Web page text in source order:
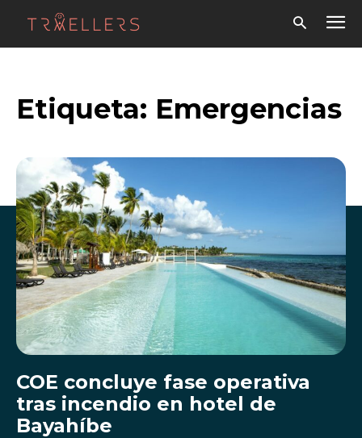
Etiqueta: Emergencias
COE concluye fase operativa
tras incendio en hotel de
Bayahíbe